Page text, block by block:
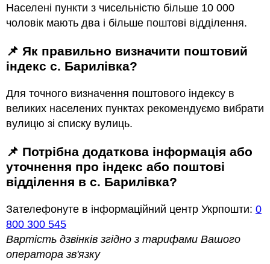
Населені пункти з чисельністю більше 10 000
чоловік мають два і більше поштові відділення.
📌 Як правильно визначити поштовий
індекс с. Барилівка?
Для точного визначення поштового індексу в
великих населених пунктах рекомендуємо вибрати
вулицю зі списку вулиць.
📌 Потрібна додаткова інформація або
уточнення про індекс або поштові
відділення в с. Барилівка?
Зателефонуте в інформаційний центр Укрпошти: 0
800 300 545
Вартість дзвінків згідно з тарифами Вашого
оператора зв'язку